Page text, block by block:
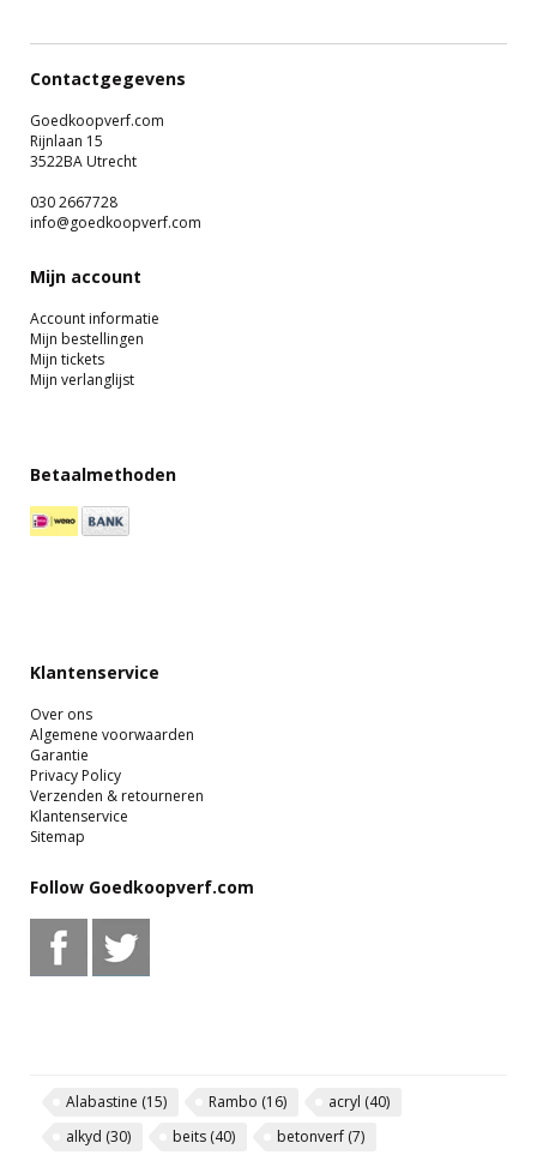
Contactgegevens
Goedkoopverf.com
Rijnlaan 15
3522BA Utrecht
030 2667728
info@goedkoopverf.com
Mijn account
Account informatie
Mijn bestellingen
Mijn tickets
Mijn verlanglijst
Betaalmethoden
Klantenservice
Over ons
Algemene voorwaarden
Garantie
Privacy Policy
Verzenden & retourneren
Klantenservice
Sitemap
Follow Goedkoopverf.com
Alabastine (15) Rambo (16) acryl (40)
alkyd (30) beits (40) betonverf (7)